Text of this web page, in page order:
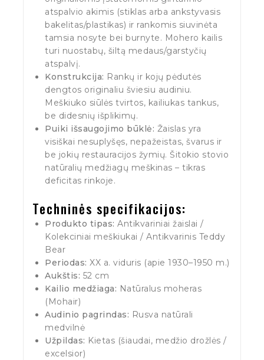
atspalvio akimis (stiklas arba ankstyvasis
bakelitas/plastikas) ir rankomis siuvinėta
tamsia nosyte bei burnyte. Mohero kailis
turi nuostabų, šiltą medaus/garstyčių
atspalvį.
Konstrukcija: Rankų ir kojų pėdutės
dengtos originaliu šviesiu audiniu.
Meškiuko siūlės tvirtos, kailiukas tankus,
be didesnių išplikimų.
Puiki išsaugojimo būklė: Žaislas yra
visiškai nesuplyšęs, nepažeistas, švarus ir
be jokių restauracijos žymių. Šitokio stovio
natūralių medžiagų meškinas – tikras
deficitas rinkoje.
Techninės specifikacijos:
Produkto tipas: Antikvariniai žaislai /
Kolekciniai meškiukai / Antikvarinis Teddy
Bear
Periodas: XX a. viduris (apie 1930–1950 m.)
Aukštis: 52 cm
Kailio medžiaga: Natūralus moheras
(Mohair)
Audinio pagrindas: Rusva natūrali
medvilnė
Užpildas: Kietas (šiaudai, medžio drožlės /
excelsior)